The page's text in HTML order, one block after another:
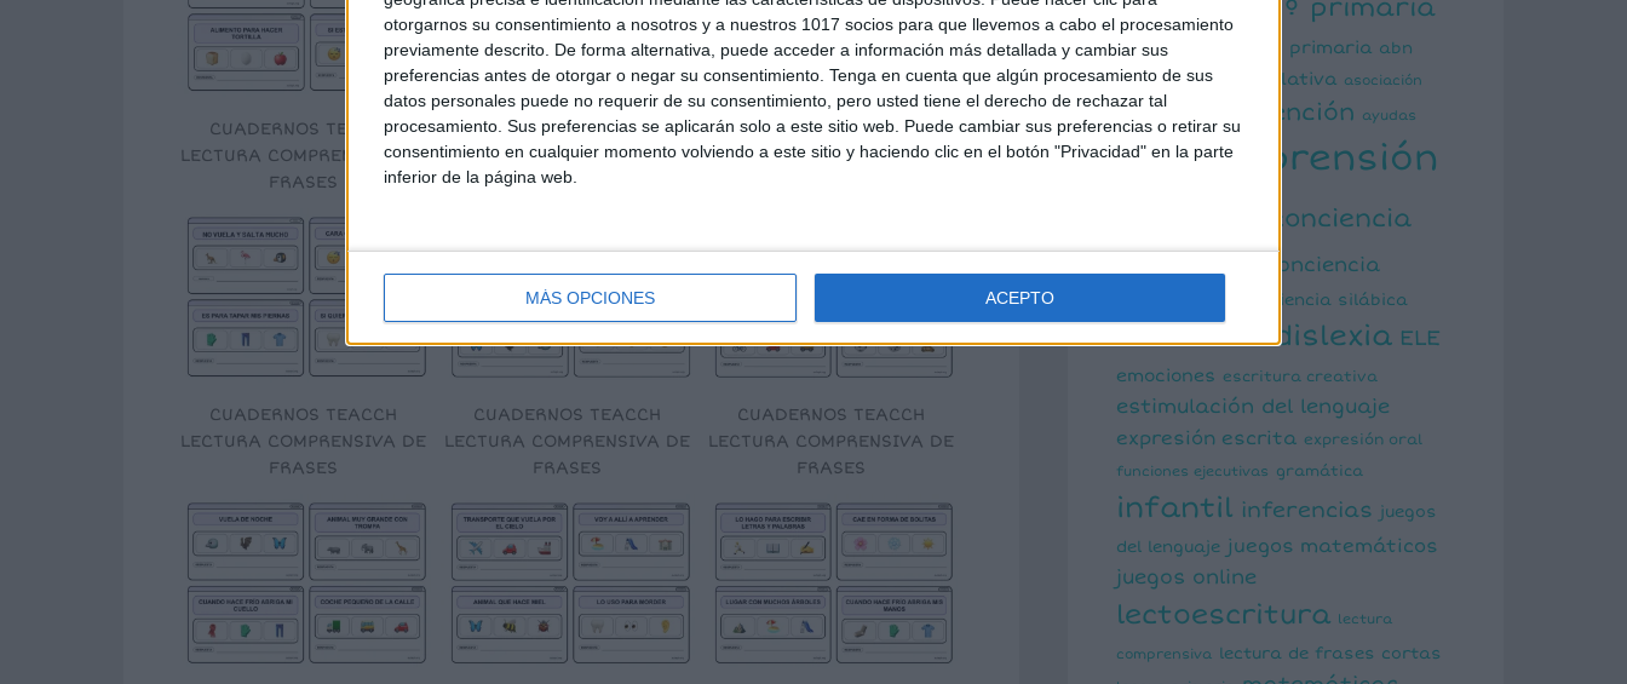
otorgarnos su consentimiento a nosotros y a nuestros 1017 socios para que llevemos a cabo el procesamiento
previamente descrito. De forma alternativa, puede acceder a información más detallada y cambiar sus
preferencias antes de otorgar o negar su consentimiento. Tenga en cuenta que algún procesamiento de sus
datos personales puede no requerir de su consentimiento, pero usted tiene el derecho de rechazar tal
procesamiento. Sus preferencias se aplicarán solo a este sitio web. Puede cambiar sus preferencias o retirar su
consentimiento en cualquier momento volviendo a este sitio y haciendo clic en el botón "Privacidad" en la parte
inferior de la página web.
MÁS OPCIONES ACEPTO
CUADERNOS TEACCH
LECTURA COMPRENSIVA DE
FRASES
CUADERNOS TEACCH
LECTURA COMPRENSIVA DE
FRASES
CUADERNOS TEACCH
LECTURA COMPRENSIVA DE
CUADERNOS TEACCH
LECTURA COMPRENSIVA DE
FRASES
CUADERNOS TEACCH
LECTURA COMPRENSIVA DE
FRASES
CUADERNOS TEACCH
LECTURA COMPRENSIVA DE
FRASES
4º primaria
5º primaria 6º primaria abn
actividad manipulativa asociación
atención ayudas
comprensión
conciencia
conciencia
conciencia silábica
cálculo mental dislexia ELE
emociones escritura creativa
estimulación del lenguaje
expresión escrita expresión oral
funciones ejecutivas gramática
infantil inferencias juegos
del lenguaje juegos matemáticos
juegos online
lectoescritura lectura
comprensiva lectura de frases cortas